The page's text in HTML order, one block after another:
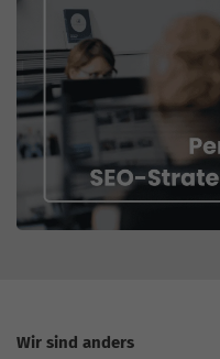
Wir sind anders